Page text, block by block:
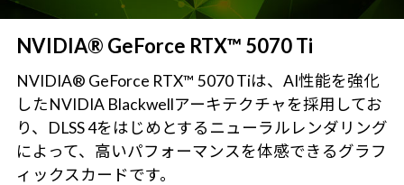
NVIDIA® GeForce RTX™ 5070 Ti
NVIDIA® GeForce RTX™ 5070 Tiは、AI性能を強化
したNVIDIA Blackwellアーキテクチャを採用してお
り、DLSS 4をはじめとするニューラルレンダリング
によって、高いパフォーマンスを体感できるグラフ
ィックスカードです。